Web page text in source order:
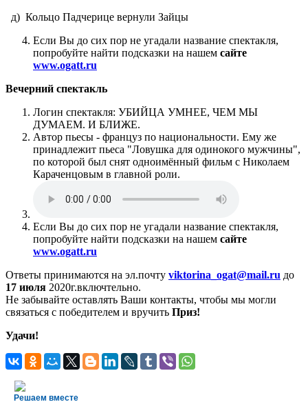
д) Кольцо Падчерице вернули Зайцы
Если Вы до сих пор не угадали название спектакля,
попробуйте найти подсказки на нашем сайте
www.ogatt.ru
Вечерний спектакль
Логин спектакля: УБИЙЦА УМНЕЕ, ЧЕМ МЫ
ДУМАЕМ. И БЛИЖЕ.
Автор пьесы - француз по национальности. Ему же
принадлежит пьеса "Ловушка для одинокого мужчины",
по которой был снят одноимённый фильм с Николаем
Караченцовым в главной роли.
Если Вы до сих пор не угадали название спектакля,
попробуйте найти подсказки на нашем сайте
www.ogatt.ru
Ответы принимаются на эл.почту viktorina_ogat@mail.ru до
17 июля 2020г.включтельно.
Не забывайте оставлять Ваши контакты, чтобы мы могли
связаться с победителем и вручить Приз!
Удачи!
Решаем вместе